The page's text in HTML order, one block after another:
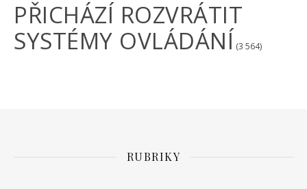
PŘICHÁZÍ ROZVRÁTIT
SYSTÉMY OVLÁDÁNÍ (3 564)
RUBRIKY